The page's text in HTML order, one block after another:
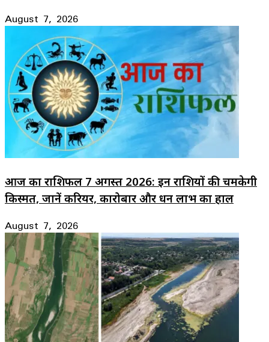
August 7, 2026
आज का राशिफल 7 अगस्त 2026: इन राशियों की चमकेगी
किस्मत, जानें करियर, कारोबार और धन लाभ का हाल
August 7, 2026